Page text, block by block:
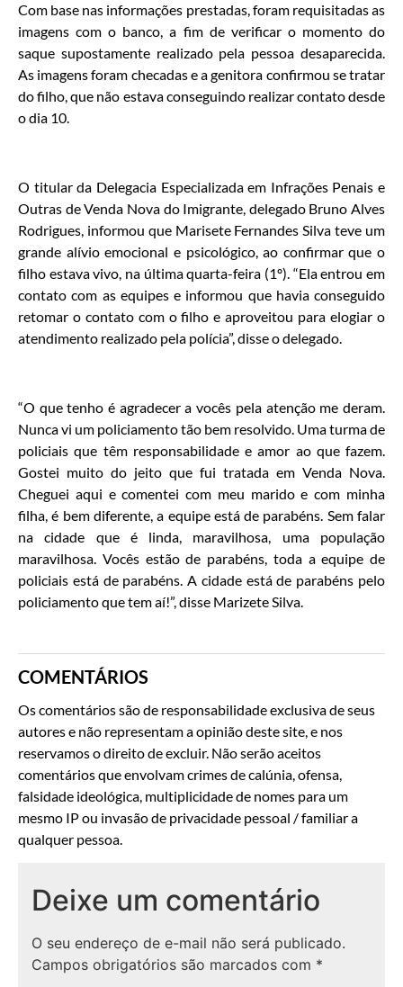
Com base nas informações prestadas, foram requisitadas as
imagens com o banco, a fim de verificar o momento do
saque supostamente realizado pela pessoa desaparecida.
As imagens foram checadas e a genitora confirmou se tratar
do filho, que não estava conseguindo realizar contato desde
o dia 10.
O titular da Delegacia Especializada em Infrações Penais e
Outras de Venda Nova do Imigrante, delegado Bruno Alves
Rodrigues, informou que Marisete Fernandes Silva teve um
grande alívio emocional e psicológico, ao confirmar que o
filho estava vivo, na última quarta-feira (1º). “Ela entrou em
contato com as equipes e informou que havia conseguido
retomar o contato com o filho e aproveitou para elogiar o
atendimento realizado pela polícia”, disse o delegado.
“O que tenho é agradecer a vocês pela atenção me deram.
Nunca vi um policiamento tão bem resolvido. Uma turma de
policiais que têm responsabilidade e amor ao que fazem.
Gostei muito do jeito que fui tratada em Venda Nova.
Cheguei aqui e comentei com meu marido e com minha
filha, é bem diferente, a equipe está de parabéns. Sem falar
na cidade que é linda, maravilhosa, uma população
maravilhosa. Vocês estão de parabéns, toda a equipe de
policiais está de parabéns. A cidade está de parabéns pelo
policiamento que tem aí!”, disse Marizete Silva.
COMENTÁRIOS
Os comentários são de responsabilidade exclusiva de seus
autores e não representam a opinião deste site, e nos
reservamos o direito de excluir. Não serão aceitos
comentários que envolvam crimes de calúnia, ofensa,
falsidade ideológica, multiplicidade de nomes para um
mesmo IP ou invasão de privacidade pessoal / familiar a
qualquer pessoa.
Deixe um comentário
O seu endereço de e-mail não será publicado.
Campos obrigatórios são marcados com *